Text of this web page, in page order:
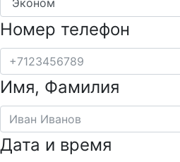
Номер телефон
Имя, Фамилия
Дата и время